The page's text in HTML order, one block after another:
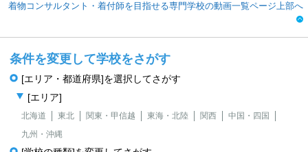
着物コンサルタント・着付師を目指せる専門学校の動画一覧ページ上部へ
条件を変更して学校をさがす
[エリア・都道府県]を選択してさがす
[エリア]
北海道 東北 関東・甲信越 東海・北陸 関西
中国・四国
九州・沖縄